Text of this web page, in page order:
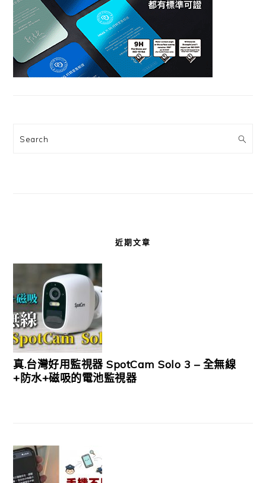
Search
近期文章
真.台灣好用監視器 SpotCam Solo 3 – 全無線
+防水+磁吸的電池監視器